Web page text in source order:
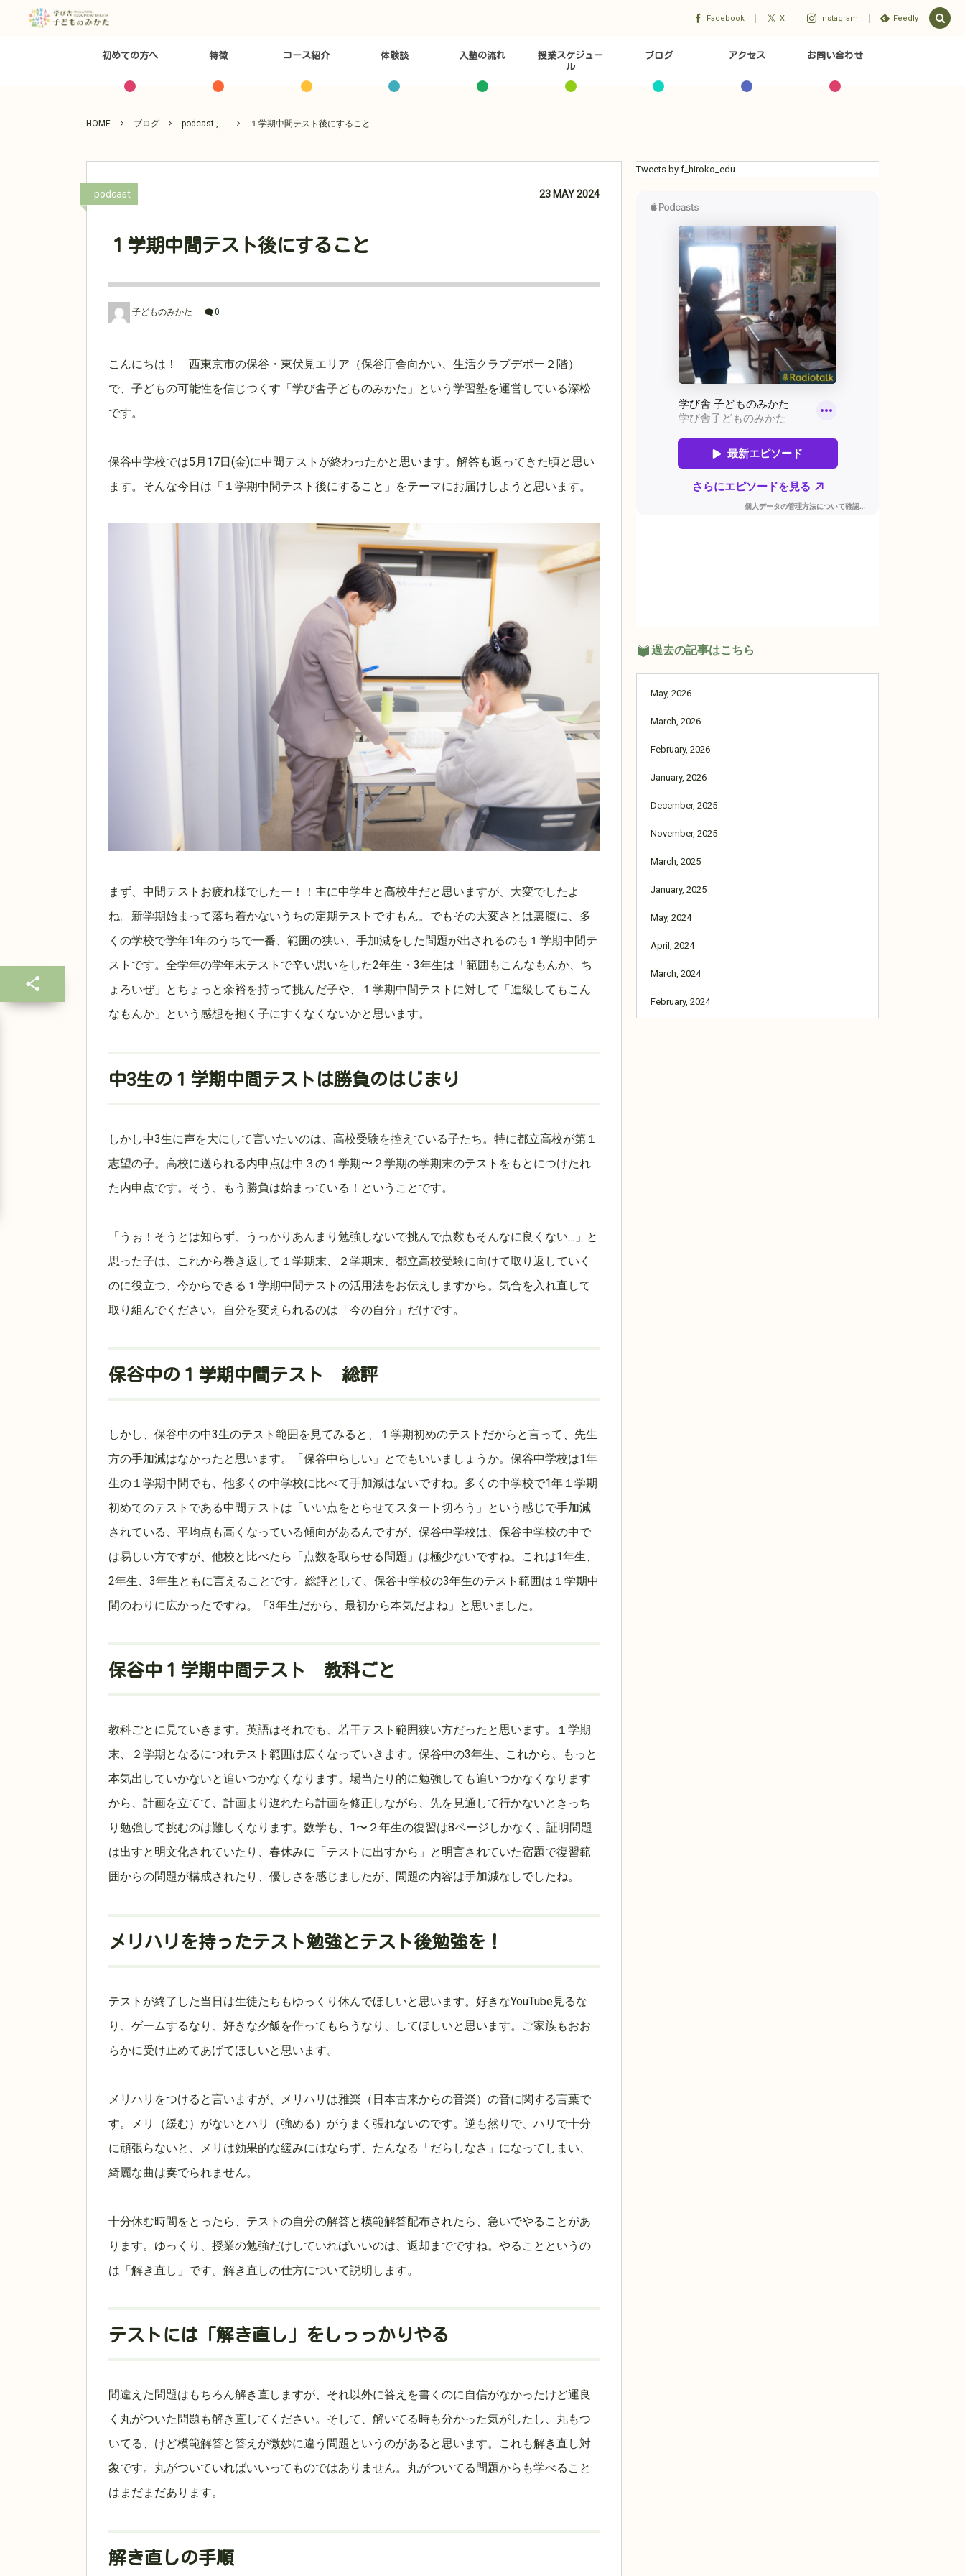
Facebook X Instagram Feedly
初めての方へ 特徴 コース紹介 体験談 入塾の流れ
授業スケジュー
ル
ブログ アクセス お問い合わせ
HOME ブログ podcast , … １学期中間テスト後にすること
podcast 23 MAY2024
１学期中間テスト後にすること
子どものみかた 0
こんにちは！ 西東京市の保谷・東伏見エリア（保谷庁舎向かい、生活クラブデポー２階）
で、子どもの可能性を信じつくす「学び舎子どものみかた」という学習塾を運営している深松
です。
保谷中学校では5月17日(金)に中間テストが終わったかと思います。解答も返ってきた頃と思い
ます。そんな今日は「１学期中間テスト後にすること」をテーマにお届けしようと思います。
まず、中間テストお疲れ様でしたー！！主に中学生と高校生だと思いますが、大変でしたよ
ね。新学期始まって落ち着かないうちの定期テストですもん。でもその大変さとは裏腹に、多
くの学校で学年1年のうちで一番、範囲の狭い、手加減をした問題が出されるのも１学期中間テ
ストです。全学年の学年末テストで辛い思いをした2年生・3年生は「範囲もこんなもんか、ち
ょろいぜ」とちょっと余裕を持って挑んだ子や、１学期中間テストに対して「進級してもこん
なもんか」という感想を抱く子にすくなくないかと思います。
中3生の１学期中間テストは勝負のはじまり
しかし中3生に声を大にして言いたいのは、高校受験を控えている子たち。特に都立高校が第１
志望の子。高校に送られる内申点は中３の１学期〜２学期の学期末のテストをもとにつけたれ
た内申点です。そう、もう勝負は始まっている！ということです。
「うぉ！そうとは知らず、うっかりあんまり勉強しないで挑んで点数もそんなに良くない…」と
思った子は、これから巻き返して１学期末、２学期末、都立高校受験に向けて取り返していく
のに役立つ、今からできる１学期中間テストの活用法をお伝えしますから。気合を入れ直して
取り組んでください。自分を変えられるのは「今の自分」だけです。
保谷中の１学期中間テスト 総評
しかし、保谷中の中3生のテスト範囲を見てみると、１学期初めのテストだからと言って、先生
方の手加減はなかったと思います。「保谷中らしい」とでもいいましょうか。保谷中学校は1年
生の１学期中間でも、他多くの中学校に比べて手加減はないですね。多くの中学校で1年１学期
初めてのテストである中間テストは「いい点をとらせてスタート切ろう」という感じで手加減
されている、平均点も高くなっている傾向があるんですが、保谷中学校は、保谷中学校の中で
は易しい方ですが、他校と比べたら「点数を取らせる問題」は極少ないですね。これは1年生、
2年生、3年生ともに言えることです。総評として、保谷中学校の3年生のテスト範囲は１学期中
間のわりに広かったですね。「3年生だから、最初から本気だよね」と思いました。
保谷中１学期中間テスト 教科ごと
教科ごとに見ていきます。英語はそれでも、若干テスト範囲狭い方だったと思います。１学期
末、２学期となるにつれテスト範囲は広くなっていきます。保谷中の3年生、これから、もっと
本気出していかないと追いつかなくなります。場当たり的に勉強しても追いつかなくなります
から、計画を立てて、計画より遅れたら計画を修正しながら、先を見通して行かないときっち
り勉強して挑むのは難しくなります。数学も、1〜２年生の復習は8ページしかなく、証明問題
は出すと明文化されていたり、春休みに「テストに出すから」と明言されていた宿題で復習範
囲からの問題が構成されたり、優しさを感じましたが、問題の内容は手加減なしでしたね。
メリハリを持ったテスト勉強とテスト後勉強を！
テストが終了した当日は生徒たちもゆっくり休んでほしいと思います。好きなYouTube見るな
り、ゲームするなり、好きな夕飯を作ってもらうなり、してほしいと思います。ご家族もおお
らかに受け止めてあげてほしいと思います。
メリハリをつけると言いますが、メリハリは雅楽（日本古来からの音楽）の音に関する言葉で
す。メリ（緩む）がないとハリ（強める）がうまく張れないのです。逆も然りで、ハリで十分
に頑張らないと、メリは効果的な緩みにはならず、たんなる「だらしなさ」になってしまい、
綺麗な曲は奏でられません。
十分休む時間をとったら、テストの自分の解答と模範解答配布されたら、急いでやることがあ
ります。ゆっくり、授業の勉強だけしていればいいのは、返却までですね。やることというの
は「解き直し」です。解き直しの仕方について説明します。
テストには「解き直し」をしっっかりやる
間違えた問題はもちろん解き直しますが、それ以外に答えを書くのに自信がなかったけど運良
く丸がついた問題も解き直してください。そして、解いてる時も分かった気がしたし、丸もつ
いてる、けど模範解答と答えが微妙に違う問題というのがあると思います。これも解き直し対
象です。丸がついていればいいってものではありません。丸がついてる問題からも学べること
はまだまだあります。
解き直しの手順
Tweets by f_hiroko_edu
過去の記事はこちら
May, 2026
March, 2026
February, 2026
January, 2026
December, 2025
November, 2025
March, 2025
January, 2025
May, 2024
April, 2024
March, 2024
February, 2024